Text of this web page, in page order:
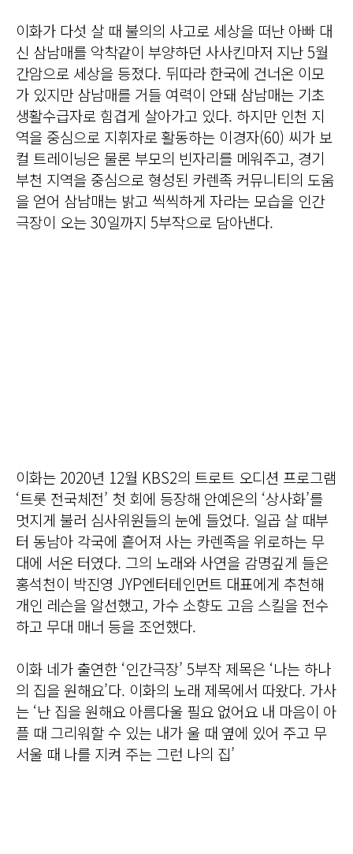
이화가 다섯 살 때 불의의 사고로 세상을 떠난 아빠 대
신 삼남매를 악착같이 부양하던 사사킨마저 지난 5월
간암으로 세상을 등졌다. 뒤따라 한국에 건너온 이모
가 있지만 삼남매를 거들 여력이 안돼 삼남매는 기초
생활수급자로 힘겹게 살아가고 있다. 하지만 인천 지
역을 중심으로 지휘자로 활동하는 이경자(60) 씨가 보
컬 트레이닝은 물론 부모의 빈자리를 메워주고, 경기
부천 지역을 중심으로 형성된 카렌족 커뮤니티의 도움
을 얻어 삼남매는 밝고 씩씩하게 자라는 모습을 인간
극장이 오는 30일까지 5부작으로 담아낸다.
이화는 2020년 12월 KBS2의 트로트 오디션 프로그램
‘트롯 전국체전’ 첫 회에 등장해 안예은의 ‘상사화’를
멋지게 불러 심사위원들의 눈에 들었다. 일곱 살 때부
터 동남아 각국에 흩어져 사는 카렌족을 위로하는 무
대에 서온 터였다. 그의 노래와 사연을 감명깊게 들은
홍석천이 박진영 JYP엔터테인먼트 대표에게 추천해
개인 레슨을 알선했고, 가수 소향도 고음 스킬을 전수
하고 무대 매너 등을 조언했다.
이화 네가 출연한 ‘인간극장’ 5부작 제목은 ‘나는 하나
의 집을 원해요’다. 이화의 노래 제목에서 따왔다. 가사
는 ‘난 집을 원해요 아름다울 필요 없어요 내 마음이 아
플 때 그리워할 수 있는 내가 울 때 옆에 있어 주고 무
서울 때 나를 지켜 주는 그런 나의 집’